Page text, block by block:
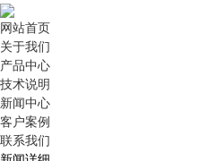
网站首页
关于我们
产品中心
技术说明
新闻中心
客户案例
联系我们